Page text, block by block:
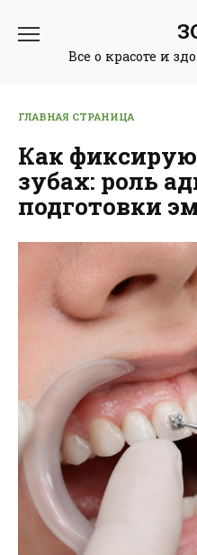
содержаниюВсе о красоте и
ГЛАВНАЯ СТРАНИЦА
Как
зубах: роль
подготовки